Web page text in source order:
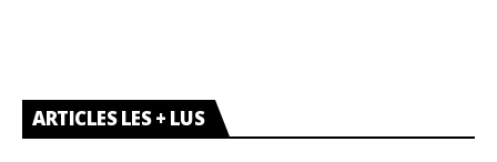
ARTICLES LES + LUS